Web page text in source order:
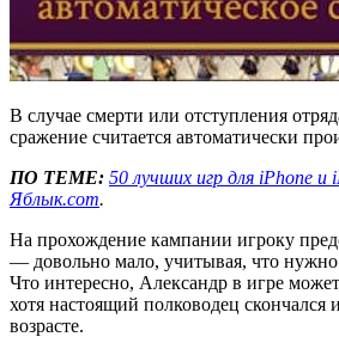
В случае смерти или отступления
сражение считается автоматически
ПО ТЕМЕ: 50 лучших игр для iPhone и
Яблык.com.
На прохождение кампании игроку
— довольно мало, учитывая, что нужно
Что интересно, Александр в игре
хотя настоящий полководец скончался
возрасте.